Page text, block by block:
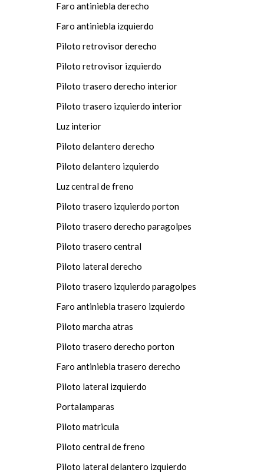
Faro antiniebla derecho
Faro antiniebla izquierdo
Piloto retrovisor derecho
Piloto retrovisor izquierdo
Piloto trasero derecho interior
Piloto trasero izquierdo interior
Luz interior
Piloto delantero derecho
Piloto delantero izquierdo
Luz central de freno
Piloto trasero izquierdo porton
Piloto trasero derecho paragolpes
Piloto trasero central
Piloto lateral derecho
Piloto trasero izquierdo paragolpes
Faro antiniebla trasero izquierdo
Piloto marcha atras
Piloto trasero derecho porton
Faro antiniebla trasero derecho
Piloto lateral izquierdo
Portalamparas
Piloto matricula
Piloto central de freno
Piloto lateral delantero izquierdo